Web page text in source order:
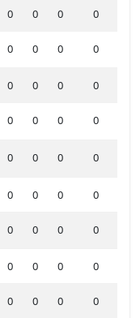
0 0 0 0
0 0 0 0
0 0 0 0
0 0 0 0
0 0 0 0
0 0 0 0
0 0 0 0
0 0 0 0
0 0 0 0